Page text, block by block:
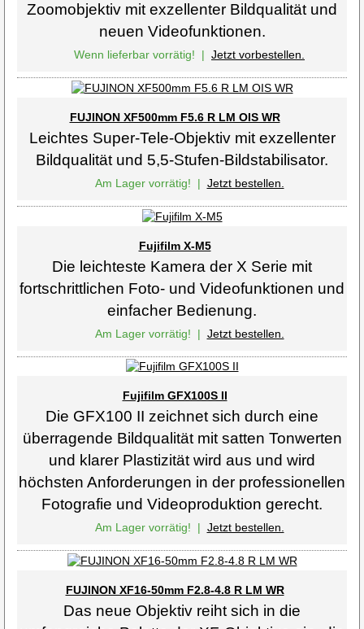
Zoomobjektiv mit exzellenter Bildqualität und
neuen Videofunktionen.
Wenn lieferbar vorrätig! | Jetzt vorbestellen.
FUJINON XF500mm F5.6 R LM OIS WR
Leichtes Super-Tele-Objektiv mit exzellenter
Bildqualität und 5,5-Stufen-Bildstabilisator.
Am Lager vorrätig! | Jetzt bestellen.
Fujifilm X-M5
Die leichteste Kamera der X Serie mit
fortschrittlichen Foto- und Videofunktionen und
einfacher Bedienung.
Am Lager vorrätig! | Jetzt bestellen.
Fujifilm GFX100S II
Die GFX100 II zeichnet sich durch eine
überragende Bildqualität mit satten Ton­werten
und klarer Plastizität wird aus und wird
höchsten Anforderungen in der professionellen
Fotografie und Video­produktion gerecht.
Am Lager vorrätig! | Jetzt bestellen.
FUJINON XF16-50mm F2.8-4.8 R LM WR
Das neue Objektiv reiht sich in die